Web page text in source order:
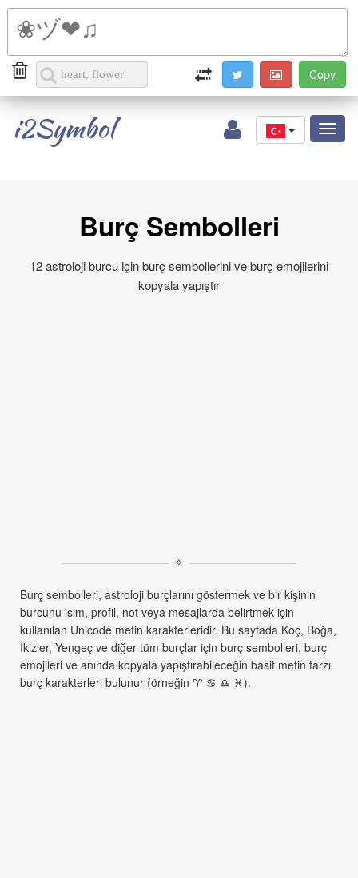
i2Symbol
Burç Sembolleri
12 astroloji burcu için burç sembollerini ve burç emojilerini
kopyala yapıştır
✧
Burç sembolleri, astroloji burçlarını göstermek ve bir kişinin
burcunu isim, profil, not veya mesajlarda belirtmek için
kullanılan Unicode metin karakterleridir. Bu sayfada Koç, Boğa,
İkizler, Yengeç ve diğer tüm burçlar için burç sembolleri, burç
emojileri ve anında kopyala yapıştırabileceğin basit metin tarzı
burç karakterleri bulunur (örneğin ♈︎ ♋︎ ♎︎ ♓︎).